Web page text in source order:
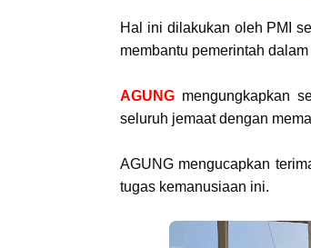
Hal ini dilakukan oleh PMI
membantu pemerintah
AGUNG mengungkapkan
seluruh jemaat dengan
AGUNG mengucapkan
tugas kemanusiaan ini.